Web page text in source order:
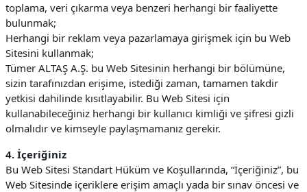
toplama, veri çıkarma veya benzeri herhangi bir faaliyette
bulunmak;
Herhangi bir reklam veya pazarlamaya girişmek için bu Web
Sitesini kullanmak;
Tümer ALTAŞ A.Ş. bu Web Sitesinin herhangi bir bölümüne,
sizin tarafınızdan erişime, istediği zaman, tamamen takdir
yetkisi dahilinde kısıtlayabilir. Bu Web Sitesi için
kullanabileceğiniz herhangi bir kullanıcı kimliği ve şifresi gizli
olmalıdır ve kimseyle paylaşmamanız gerekir.
4. İçeriğiniz
Bu Web Sitesi Standart Hüküm ve Koşullarında, “İçeriğiniz”, bu
Web Sitesinde içeriklere erişim amaçlı yada bir sınav öncesi ve